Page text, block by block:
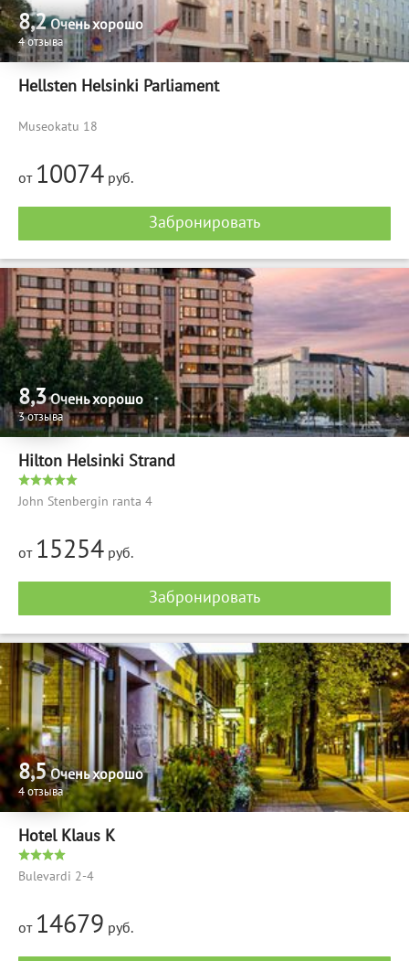
Hellsten Helsinki Parliament
Museokatu 18
от 10074 руб.
Забронировать
8,2Очень хорошо
4 отзыва
Hilton Helsinki Strand
John Stenbergin ranta 4
от 15254 руб.
Забронировать
8,3Очень хорошо
3 отзыва
Hotel Klaus K
Bulevardi 2-4
от 14679 руб.
8,5Очень хорошо
4 отзыва